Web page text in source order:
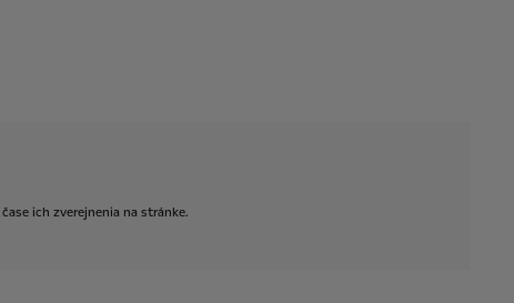
čase ich zverejnenia na stránke.